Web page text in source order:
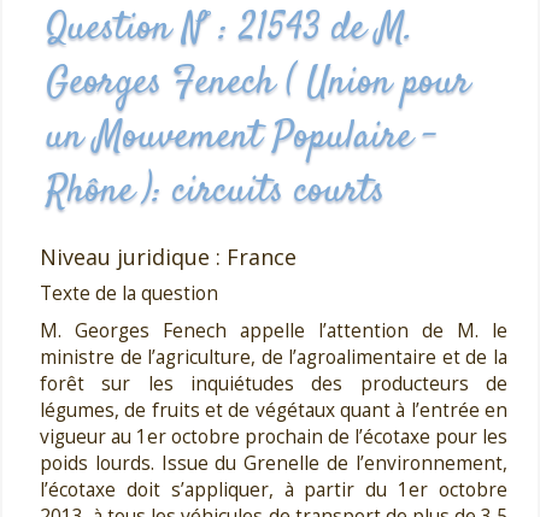
Question N° : 21543 de M.
Georges Fenech ( Union pour
un Mouvement Populaire -
Rhône ): circuits courts
Niveau juridique : France
Texte de la question
M. Georges Fenech appelle l’attention de M. le
ministre de l’agriculture, de l’agroalimentaire et de la
forêt sur les inquiétudes des producteurs de
légumes, de fruits et de végétaux quant à l’entrée en
vigueur au 1er octobre prochain de l’écotaxe pour les
poids lourds. Issue du Grenelle de l’environnement,
l’écotaxe doit s’appliquer, à partir du 1er octobre